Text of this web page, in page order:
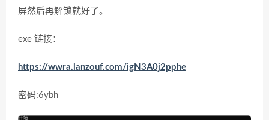
屏然后再解锁就好了。
exe 链接：
https://wwra.lanzouf.com/igN3A0j2pphe
密码:6ybh